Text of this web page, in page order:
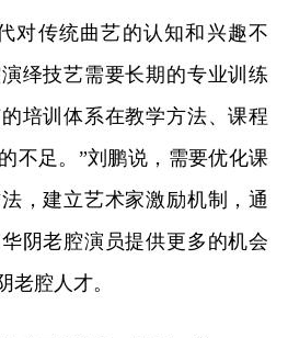
传统曲艺的认知和兴趣不
绎技艺需要长期的专业训练
培训体系在教学方法、课程
不足。”刘鹏说，需要优化课
，建立艺术家激励机制，通
阴老腔演员提供更多的机会
老腔人才。